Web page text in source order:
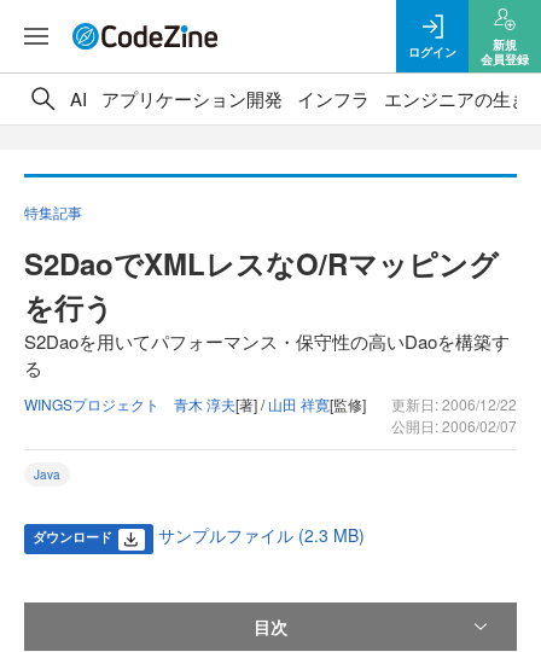
ログイン
新規
会員登録
AI アプリケーション開発 インフラ エンジニアの生き
特集記事
S2DaoでXMLレスなO/Rマッピング
を行う
S2Daoを用いてパフォーマンス・保守性の高いDaoを構築す
る
WINGSプロジェクト 青木 淳夫[著] /山田 祥寛[監修]
更新日: 2006/12/22
公開日: 2006/02/07
Java
ダウンロード サンプルファイル (2.3 MB)
目次